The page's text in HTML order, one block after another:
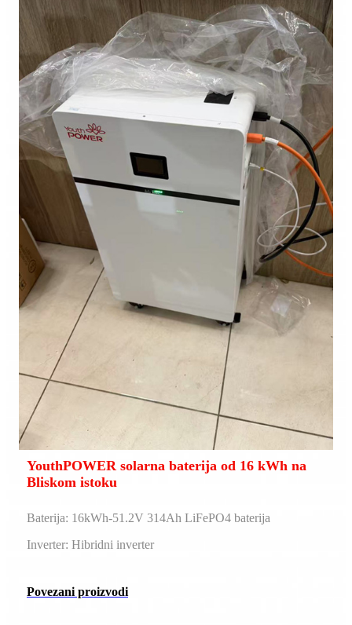
YouthPOWER solarna baterija od 16 kWh na
Bliskom istoku
Baterija: 16kWh-51.2V 314Ah LiFePO4 baterija
Inverter: Hibridni inverter
Povezani proizvodi